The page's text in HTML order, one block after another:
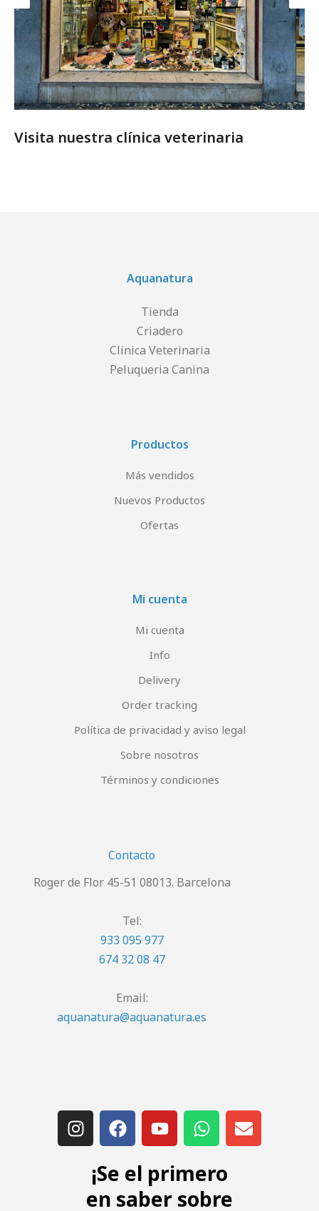
Visita nuestra clínica veterinaria
Aquanatura
Tienda
Criadero
Clinica Veterinaria
Peluqueria Canina
Productos
Más vendidos
Nuevos Productos
Ofertas
Mi cuenta
Mi cuenta
Info
Delivery
Order tracking
Política de privacidad y aviso legal
Sobre nosotros
Términos y condiciones
Contacto
Roger de Flor 45-51 08013. Barcelona
Tel:
933 095 977
674 32 08 47
Email:
aquanatura@aquanatura.es
¡Se el primero
en saber sobre